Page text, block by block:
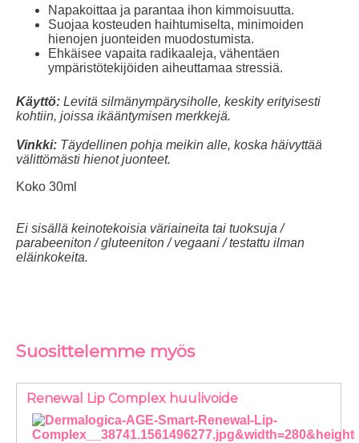
Napakoittaa ja parantaa ihon kimmoisuutta.
Suojaa kosteuden haihtumiselta, minimoiden
hienojen juonteiden muodostumista.
Ehkäisee vapaita radikaaleja, vähentäen
ympäristötekijöiden aiheuttamaa stressiä.
Käyttö: Levitä silmänympärysiholle, keskity erityisesti
kohtiin, joissa ikääntymisen merkkejä.
Vinkki: Täydellinen pohja meikin alle, koska häivyttää
välittömästi hienot juonteet.
Koko 30ml
Ei sisällä keinotekoisia väriaineita tai tuoksuja /
parabeeniton / gluteeniton / vegaani / testattu ilman
eläinkokeita.
Suosittelemme myös
Renewal Lip Complex huulivoide